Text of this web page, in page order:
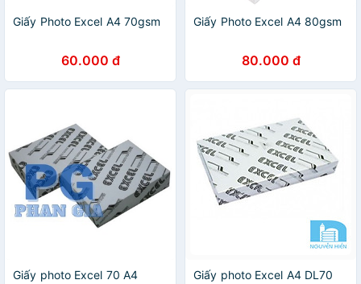
Giấy Photo Excel A4 70gsm
60.000 đ
Giấy Photo Excel A4 80gsm
80.000 đ
Giấy photo Excel 70 A4 Giấy photo Excel A4 DL70